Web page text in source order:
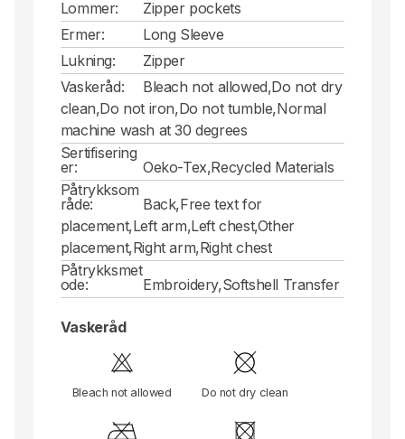
Lommer:
Zipper pockets
Ermer:
Long Sleeve
Lukning:
Zipper
Vaskeråd:
Bleach not allowed,Do not dry
clean,Do not iron,Do not tumble,Normal
machine wash at 30 degrees
Sertifisering
er:
Oeko-Tex,Recycled Materials
Påtrykksom
råde:
Back,Free text for
placement,Left arm,Left chest,Other
placement,Right arm,Right chest
Påtrykksmet
ode:
Embroidery,Softshell Transfer
Vaskeråd
Bleach not allowed Do not dry clean